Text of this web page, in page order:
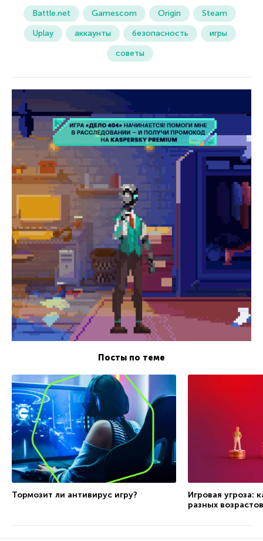
Battle.net Gamescom Origin
Steam
Uplay
аккаунты безопасность
игры
советы
Посты по теме
Тормозит ли антивирус игру?
Игровая угроза:
разных возрастов